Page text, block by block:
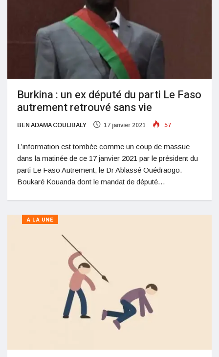
Burkina : un ex député du parti Le Faso
autrement retrouvé sans vie
BEN ADAMA COULIBALY 17 janvier 2021 57
L’information est tombée comme un coup de massue
dans la matinée de ce 17 janvier 2021 par le président du
parti Le Faso Autrement, le Dr Ablassé Ouédraogo.
Boukaré Kouanda dont le mandat de député…
A LA UNE